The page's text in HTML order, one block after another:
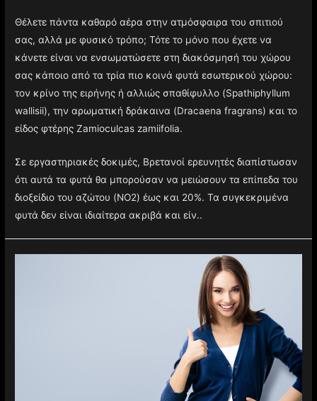
Θέλετε πάντα καθαρό αέρα στην ατμόσφαιρα του σπιτιού
σας, αλλά με φυσικό τρόπο; Τότε το μόνο που έχετε να
κάνετε είναι να ενσωματώσετε στη διακόσμησή του χώρου
σας κάποιο από τα τρία πιο κοινά φυτά εσωτερικού χώρου:
τον κρίνο της ειρήνης ή αλλιώς σπαθίφυλλο (Spathiphyllum
wallisii), την αρωματική δράκαινα (Dracaena fragrans) και το
Σε εργαστηριακές δοκιμές, Βρετανοί ερευνητές διαπίστωσαν
ότι αυτά τα φυτά θα μπορούσαν να μειώσουν τα επίπεδα του
διοξείδιο του αζώτου (NO2) έως και 20%. Τα συγκεκριμένα